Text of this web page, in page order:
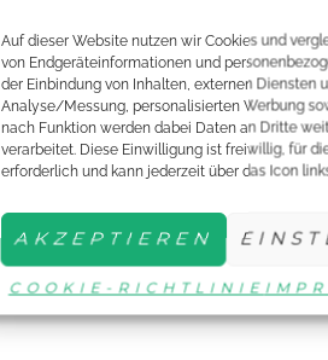
Auf dieser Website nutzen wir Cookies und
von Endgeräteinformationen und
der Einbindung von Inhalten, externen Diensten
Analyse/Messung, personalisierten Werbung
nach Funktion werden dabei Daten an Dritte
verarbeitet. Diese Einwilligung ist freiwillig, für
erforderlich und kann jederzeit über das Icon
AKZEPTIEREN
COOKIE-RICHTLINIE